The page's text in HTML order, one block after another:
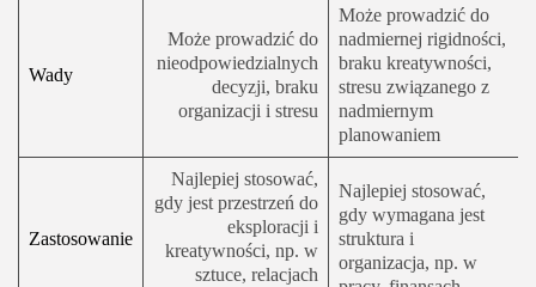
Wady
Może prowadzić do
nieodpowiedzialnych
decyzji, braku
organizacji i stresu
Może prowadzić do
nadmiernej rigidności,
braku kreatywności,
stresu związanego z
nadmiernym
planowaniem
Zastosowanie
Najlepiej stosować,
gdy jest przestrzeń do
eksploracji i
kreatywności, np. w
sztuce, relacjach
Najlepiej stosować,
gdy wymagana jest
struktura i
organizacja, np. w